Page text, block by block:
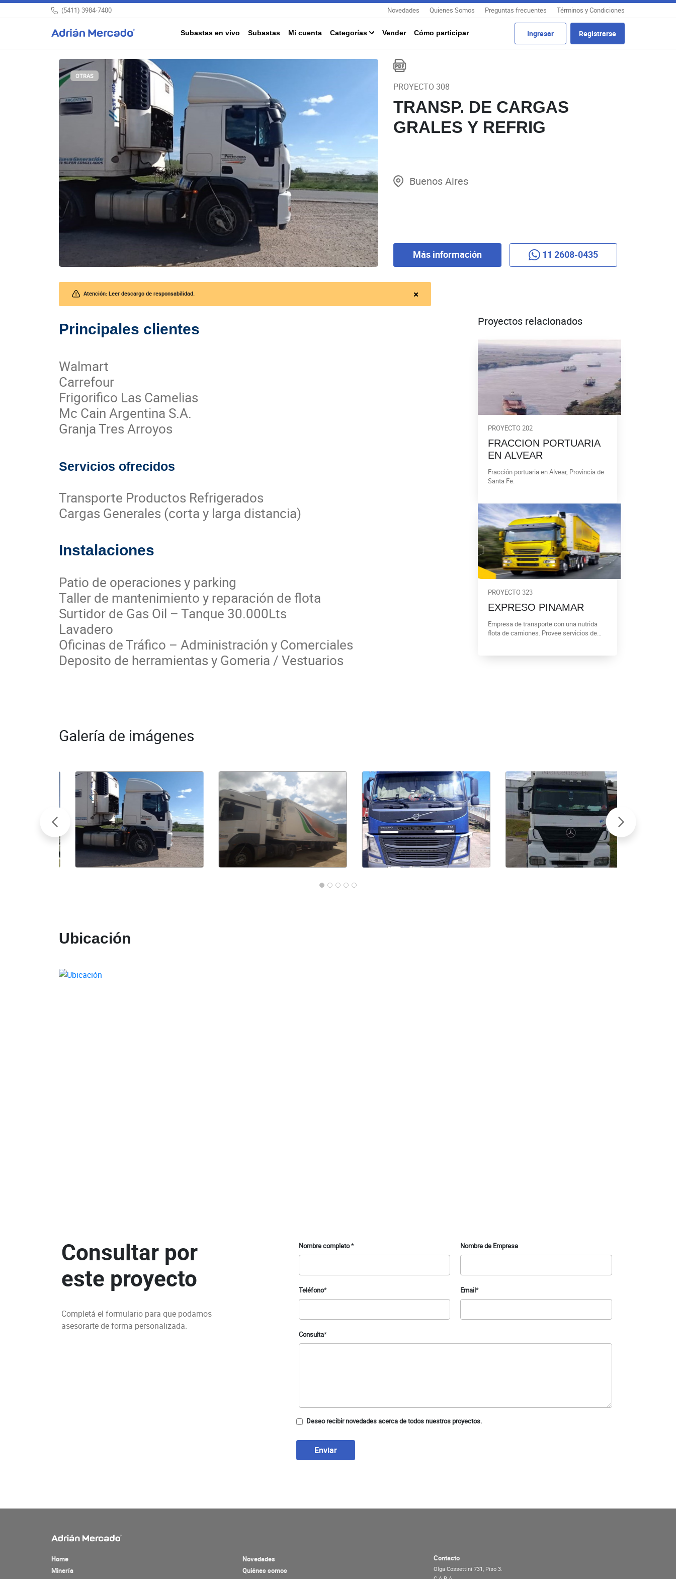
(5411) 3984-7400 Novedades Quienes Somos Preguntas frecuentes Términos y Condiciones
Subastas en vivo Subastas Mi cuenta Categorías Vender Cómo participar Ingresar Registrarse
OTRAS
PROYECTO 308
TRANSP. DE CARGAS
GRALES Y REFRIG
Buenos Aires
Más información 11 2608-0435
Atención: Leer descargo de responsabilidad.
Principales clientes
Walmart
Carrefour
Frigorifico Las Camelias
Mc Cain Argentina S.A.
Granja Tres Arroyos
Servicios ofrecidos
Transporte Productos Refrigerados
Cargas Generales (corta y larga distancia)
Instalaciones
Patio de operaciones y parking
Taller de mantenimiento y reparación de flota
Surtidor de Gas Oil – Tanque 30.000Lts
Lavadero
Oficinas de Tráfico – Administración y Comerciales
Deposito de herramientas y Gomeria / Vestuarios
Proyectos relacionados
PROYECTO 202
FRACCION PORTUARIA
EN ALVEAR
Fracción portuaria en Alvear, Provincia de
Santa Fe.
PROYECTO 323
EXPRESO PINAMAR
Empresa de transporte con una nutrida
flota de camiones. Provee servicios de
Galería de imágenes
Ubicación
Consultar por
este proyecto
Completá el formulario para que podamos
asesorarte de forma personalizada.
Nombre completo* Nombre de Empresa
Teléfono* Email*
Consulta*
Deseo recibir novedades acerca de todos nuestros proyectos.
Enviar
Home
Minería
Novedades
Quiénes somos
Contacto
Olga Cossettini 731, Piso 3.